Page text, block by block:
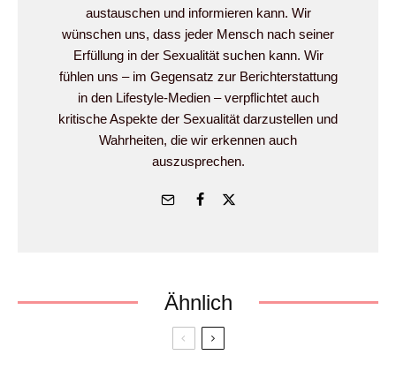
austauschen und informieren kann. Wir
wünschen uns, dass jeder Mensch nach seiner
Erfüllung in der Sexualität suchen kann. Wir
fühlen uns – im Gegensatz zur Berichterstattung
in den Lifestyle-Medien – verpflichtet auch
kritische Aspekte der Sexualität darzustellen und
Wahrheiten, die wir erkennen auch
auszusprechen.
Ähnlich